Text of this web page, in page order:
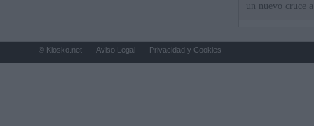
un nuevo cruce
© Kiosko.net Aviso Legal Privacidad y Cookies